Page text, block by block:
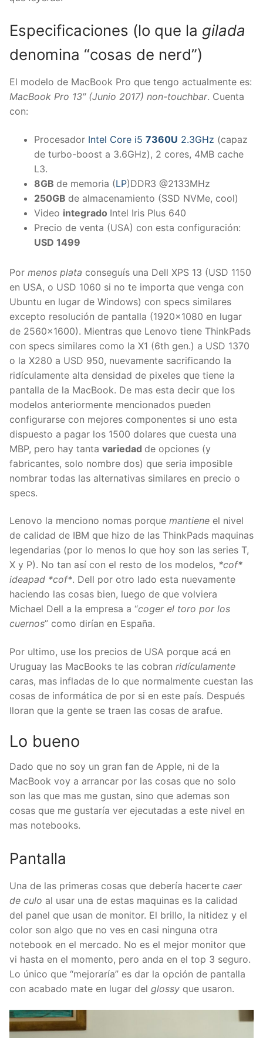
Especificaciones (lo que la gilada
denomina “cosas de nerd”)
El modelo de MacBook Pro que tengo actualmente es:
MacBook Pro 13″ (Junio 2017) non-touchbar. Cuenta
con:
Procesador Intel Core i5 7360U 2.3GHz (capaz
de turbo-boost a 3.6GHz), 2 cores, 4MB cache
L3.
8GB de memoria (LP)DDR3 @2133MHz
250GB de almacenamiento (SSD NVMe, cool)
Video integrado Intel Iris Plus 640
Precio de venta (USA) con esta configuración:
USD 1499
Por menos plata conseguís una Dell XPS 13 (USD 1150
en USA, o USD 1060 si no te importa que venga con
Ubuntu en lugar de Windows) con specs similares
excepto resolución de pantalla (1920×1080 en lugar
de 2560×1600). Mientras que Lenovo tiene ThinkPads
con specs similares como la X1 (6th gen.) a USD 1370
o la X280 a USD 950, nuevamente sacrificando la
ridículamente alta densidad de pixeles que tiene la
pantalla de la MacBook. De mas esta decir que los
modelos anteriormente mencionados pueden
configurarse con mejores componentes si uno esta
dispuesto a pagar los 1500 dolares que cuesta una
MBP, pero hay tanta variedad de opciones (y
fabricantes, solo nombre dos) que seria imposible
nombrar todas las alternativas similares en precio o
specs.
Lenovo la menciono nomas porque mantiene el nivel
de calidad de IBM que hizo de las ThinkPads maquinas
legendarias (por lo menos lo que hoy son las series T,
X y P). No tan así con el resto de los modelos, *cof*
ideapad *cof*. Dell por otro lado esta nuevamente
haciendo las cosas bien, luego de que volviera
Michael Dell a la empresa a “coger el toro por los
cuernos” como dirían en España.
Por ultimo, use los precios de USA porque acá en
Uruguay las MacBooks te las cobran ridículamente
caras, mas infladas de lo que normalmente cuestan las
cosas de informática de por si en este país. Después
lloran que la gente se traen las cosas de arafue.
Lo bueno
Dado que no soy un gran fan de Apple, ni de la
MacBook voy a arrancar por las cosas que no solo
son las que mas me gustan, sino que ademas son
cosas que me gustaría ver ejecutadas a este nivel en
mas notebooks.
Pantalla
Una de las primeras cosas que debería hacerte caer
de culo al usar una de estas maquinas es la calidad
del panel que usan de monitor. El brillo, la nitidez y el
color son algo que no ves en casi ninguna otra
notebook en el mercado. No es el mejor monitor que
vi hasta en el momento, pero anda en el top 3 seguro.
Lo único que “mejoraría” es dar la opción de pantalla
con acabado mate en lugar del glossy que usaron.